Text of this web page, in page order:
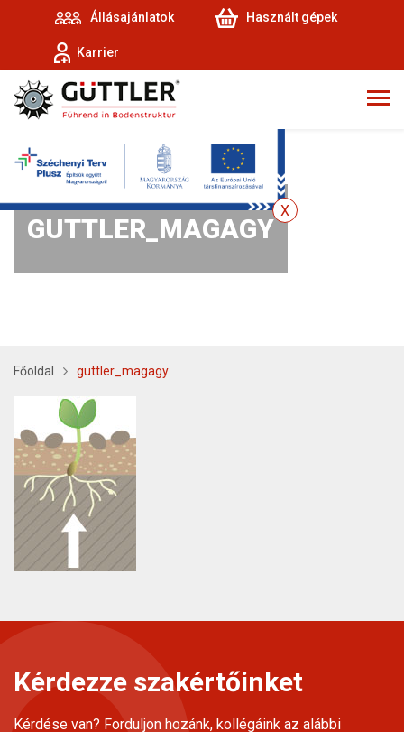
Állásajánlatok Használt gépek
Karrier
GUTTLER_MAGAGY
Főoldal guttler_magagy
Kérdezze szakértőinket
Kérdése van? Forduljon hozánk, kollégáink az alábbi